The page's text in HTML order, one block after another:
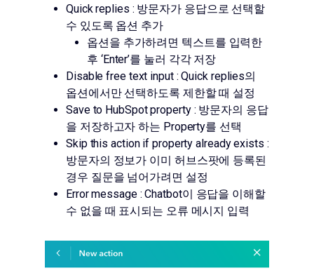
Quick replies : 방문자가 응답으로 선택할
수 있도록 옵션 추가
옵션을 추가하려면 텍스트를 입력한
후 ‘Enter’를 눌러 각각 저장
Disable free text input : Quick replies의
옵션에서만 선택하도록 제한할 때 설정
Save to HubSpot property : 방문자의 응답
을 저장하고자 하는 Property를 선택
Skip this action if property already exists :
방문자의 정보가 이미 허브스팟에 등록된
경우 질문을 넘어가려면 설정
Error message : Chatbot이 응답을 이해할
수 없을 때 표시되는 오류 메시지 입력